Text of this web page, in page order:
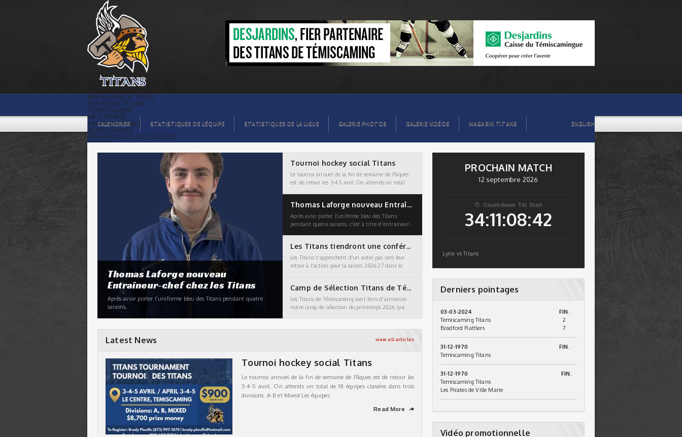
Accueil |
#8804 (PAS DE TITRE)
BOUTIQUE TITANS
HÉBERGEMENT
INFO TITANS
MAGASIN TITANS
RECRUTEMENT
TÉMOIGNAGES DE JOUEURS
ACCUEIL
STATISTIQUES DE LA LIGUE
CALENDRIER STATISTIQUES DE L’ÉQUIPE STATISTIQUES DE LA LIGUE GALERIE PHOTOS GALERIE VIDÉOS MAGASIN TITANS ENGLISH
Thomas Laforge nouveau
Entraîneur-chef chez les Titans
Après avoir porter l'uniforme bleu des Titans pendant quatre
saisons,
Tournoi hockey social Titans
Le tournoi annuel de la fin de semaine de Pâques
est de retour les 3-4-5 avril. On attends un total
Thomas Laforge nouveau Entraîneur-chef chez les Titans
Après avoir porter l'uniforme bleu des Titans
pendant quatre saisons, c'est à titre d'entraineur-
Les Titans tiendront une conférence de presse
Les Titans s'approchent d'un autre pas vers leur
retour à l'action pour la saison 2026-27 dans la
Camp de Sélection Titans de Témiscaming
Les Titans de Témiscaming sont fiers d'annoncer
notre camp de sélection du printemps 2026, qui
Latest News view all articles
Tournoi hockey social Titans
Le tournoi annuel de la fin de semaine de Pâques est de retour les
3-4-5 avril. On attends un total de 18 équipes classées dans trois
divisions: A-B et Mixed Les équipes
Read More
➦
PROCHAIN MATCH
12 septembre 2026
 Countdown Till Start
34:11:08:41
Lynx vs Titans
Derniers pointages
03-03-2024
FIN.
Temiscaming Titans
2
Bradford Rattlers
7
31-12-1970
FIN.
Temiscaming Titans
31-12-1970
FIN.
Temiscaming Titans
Les Pirates de Ville Marie
Vidéo promotionnelle